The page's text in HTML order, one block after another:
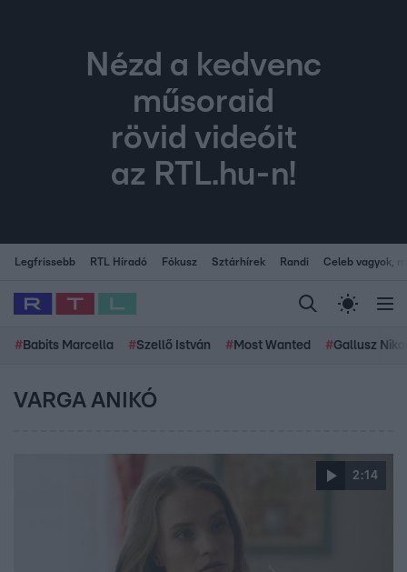
Nézd a kedvenc
műsoraid
rövid videóit
az RTL.hu-n!
Legfrissebb RTL Híradó Fókusz Sztárhírek Randi Celeb vagyok,
# Babits Marcella #Szellő István # Most Wanted #Gallusz
VARGA ANIKÓ
2:14